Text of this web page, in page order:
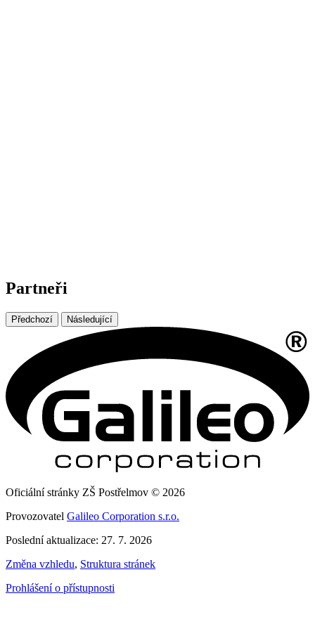
Partneři
Předchozí Následující
Oficiální stránky ZŠ Postřelmov © 2026
Provozovatel Galileo Corporation s.r.o.
Poslední aktualizace: 27. 7. 2026
Změna vzhledu, Struktura stránek
Prohlášení o přístupnosti